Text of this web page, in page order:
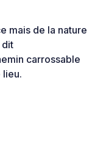
mais de la nature
dit
carrossable
lieu.